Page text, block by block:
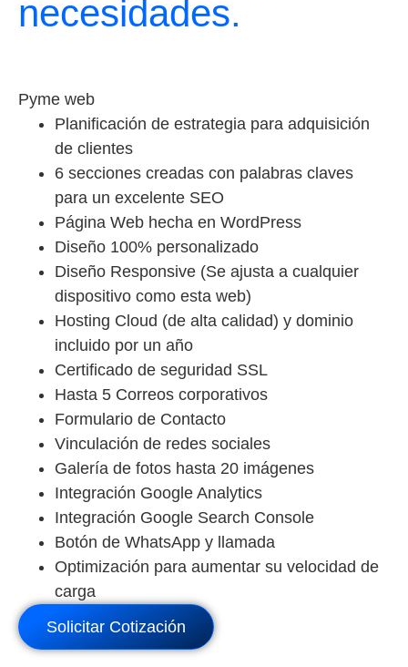
necesidades.
Pyme web
Planificación de estrategia para adquisición
de clientes
6 secciones creadas con palabras claves
para un excelente SEO
Página Web hecha en WordPress
Diseño 100% personalizado
Diseño Responsive (Se ajusta a cualquier
dispositivo como esta web)
Hosting Cloud (de alta calidad) y dominio
incluido por un año
Certificado de seguridad SSL
Hasta 5 Correos corporativos
Formulario de Contacto
Vinculación de redes sociales
Galería de fotos hasta 20 imágenes
Integración Google Analytics
Integración Google Search Console
Botón de WhatsApp y llamada
Optimización para aumentar su velocidad de
carga
Solicitar Cotización